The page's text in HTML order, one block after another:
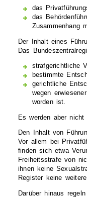
das
das
Zusammenhang
Der Inhalt eines
Das
strafgerichtliche
bestimmte
gerichtliche
wegen
worden ist.
Es werden aber nicht
Den Inhalt von
Vor allem bei
finden sich etwa
Freiheitsstrafe von
ihnen keine
Register keine
Darüber hinaus